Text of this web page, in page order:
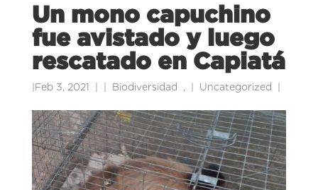
Un mono capuchino
fue avistado y luego
rescatado en Capiatá
Feb 3, 2021 Biodiversidad , Uncategorized